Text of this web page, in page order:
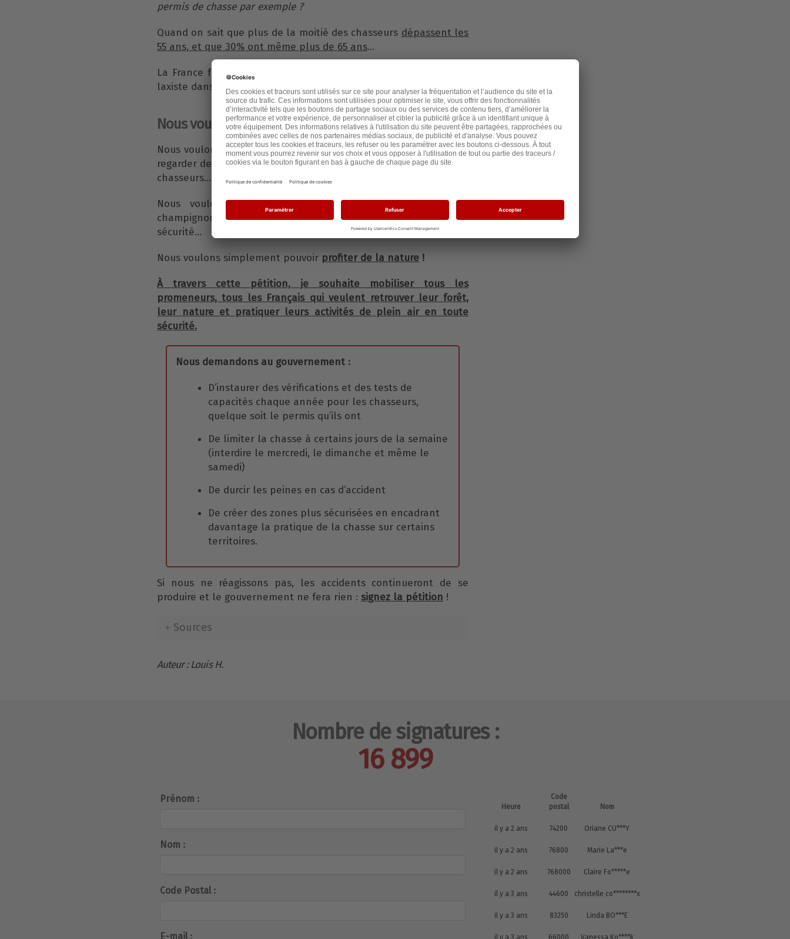
permis de chasse par exemple ?
Quand on sait que plus de la moitié des chasseurs dépassent les
55 ans, et que 30% ont même plus de 65 ans…
La France fait partie des pays où la réglementation est la plus
laxiste dans le domaine de la chasse et on voit le résultat…
Nous voulons retrouver notre nature
Nous voulons pouvoir nous promener le dimanche en forêt sans
regarder derrière notre épaule au cas où nous serions proches de
chasseurs…
Nous voulons pouvoir emmener nos enfants cueillir des
champignons et des plantes sauvages sans craindre pour leur
sécurité…
Nous voulons simplement pouvoir profiter de la nature !
À travers cette pétition, je souhaite mobiliser tous les
promeneurs, tous les Français qui veulent retrouver leur forêt,
leur nature et pratiquer leurs activités de plein air en toute
sécurité.
Nous demandons au gouvernement :
D’instaurer des vérifications et des tests de
capacités chaque année pour les chasseurs,
quelque soit le permis qu’ils ont
De limiter la chasse à certains jours de la semaine
(interdire le mercredi, le dimanche et même le
samedi)
De durcir les peines en cas d’accident
De créer des zones plus sécurisées en encadrant
davantage la pratique de la chasse sur certains
territoires.
Si nous ne réagissons pas, les accidents continueront de se
produire et le gouvernement ne fera rien : signez la pétition !
Sources
Auteur : Louis H.
Nombre de signatures :
16 899
Prénom :
Nom :
Code Postal :
E-mail :
Heure
Code
postal
Nom
il y a 2 ans 74200 Oriane CU***Y
il y a 2 ans 76800 Marie La***e
il y a 2 ans 768000 Claire Fo*****e
il y a 3 ans 44600 christelle co********x
il y a 3 ans 83250 Linda BO***E